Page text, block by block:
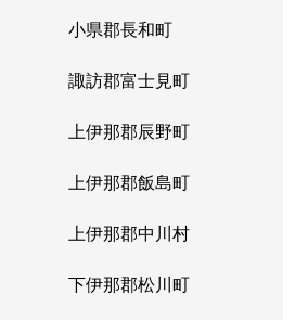
小県郡長和町
諏訪郡富士見町
上伊那郡辰野町
上伊那郡飯島町
上伊那郡中川村
下伊那郡松川町